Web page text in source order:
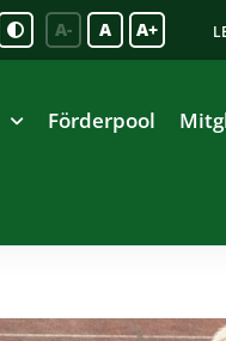
A- A A+
Förderpool